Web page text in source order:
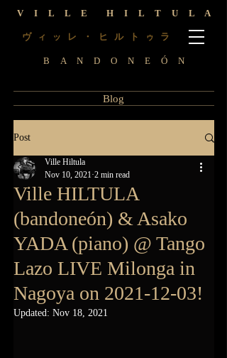
ヴ ィ ッ レ ・ ヒ ル ト ゥ ラ
V I L L E H I L T U L A
B A N D O N E Ó N
Blog
Post
Ville HILTULA
(bandoneón) & Asako
YADA (piano) @ Tango
Lazo LIVE Milonga in
Nagoya on 2021-12-03!
Ville Hiltula
Nov 10, 2021 2 min read
Updated: Nov 18, 2021